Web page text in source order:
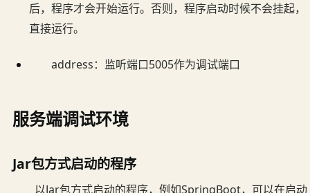
后，程序才会开始运行。否则，程序启动时候不会挂起，
直接运行。
address：监听端口5005作为调试端口
服务端调试环境
Jar包方式启动的程序
以Jar包方式启动的程序，例如SpringBoot，可以在启动